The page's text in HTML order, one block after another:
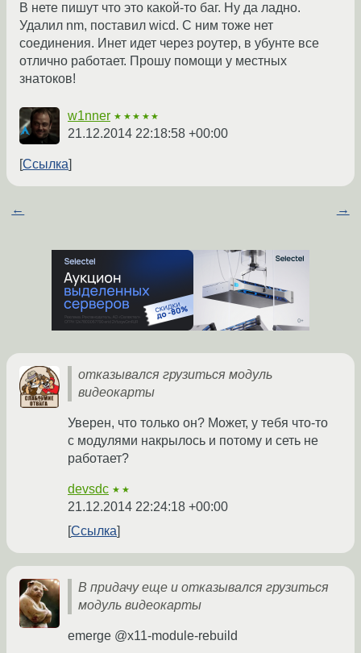
В нете пишут что это какой-то баг. Ну да ладно.
Удалил nm, поставил wicd. С ним тоже нет
соединения. Инет идет через роутер, в убунте все
отлично работает. Прошу помощи у местных
знатоков!
w1nner ★★★★★
21.12.2014 22:18:58 +00:00
Ссылка
← →
отказывался грузиться модуль
видеокарты
Уверен, что только он? Может, у тебя что-то
с модулями накрылось и потому и сеть не
работает?
devsdc ★★
21.12.2014 22:24:18 +00:00
Ссылка
В придачу еще и отказывался грузиться
модуль видеокарты
emerge @x11-module-rebuild